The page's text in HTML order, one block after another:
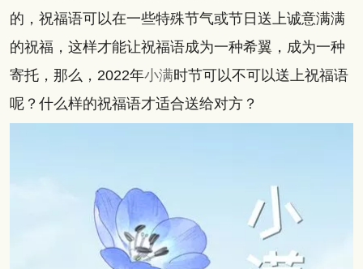
的，祝福语可以在一些特殊节气或节日送上诚意满满
的祝福，这样才能让祝福语成为一种希翼，成为一种
寄托，那么，2022年小满时节可以不可以送上祝福语
呢？什么样的祝福语才适合送给对方？